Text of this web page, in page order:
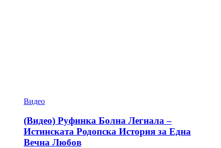
Видео
(Видео) Руфинка Болна Легнала –
Истинската Родопска История за Една
Вечна Любов